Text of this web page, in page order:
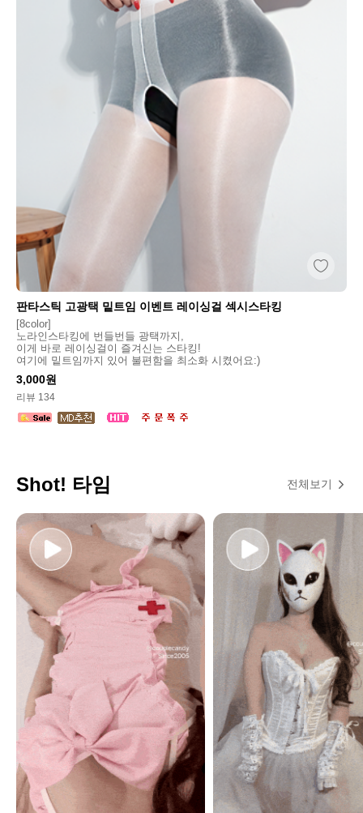
판타스틱 고광택 밑트임 이벤트 레이싱걸 섹시스타킹
[8color]
노라인스타킹에 번들번들 광택까지,
이게 바로 레이싱걸이 즐겨신는 스타킹!
여기에 밑트임까지 있어 불편함을 최소화 시켰어요:)
3,000원
리뷰 134
Shot! 타임 전체보기